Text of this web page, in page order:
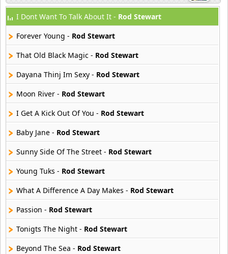
Aselin Debison
25 músicas online
Asmir Young
36 músicas online
44 músicas online
B J Thomas
18 músicas online
Bellakath
27 músicas online
Benson Boone
16 músicas online
Beret
50 músicas online
I Dont Want To Talk About It - Rod Stewart
Forever Young - Rod Stewart
That Old Black Magic - Rod Stewart
Dayana Thinj Im Sexy - Rod Stewart
Moon River - Rod Stewart
I Get A Kick Out Of You - Rod Stewart
Baby Jane - Rod Stewart
Sunny Side Of The Street - Rod Stewart
Young Tuks - Rod Stewart
What A Difference A Day Makes - Rod Stewart
Passion - Rod Stewart
Tonigts The Night - Rod Stewart
Beyond The Sea - Rod Stewart